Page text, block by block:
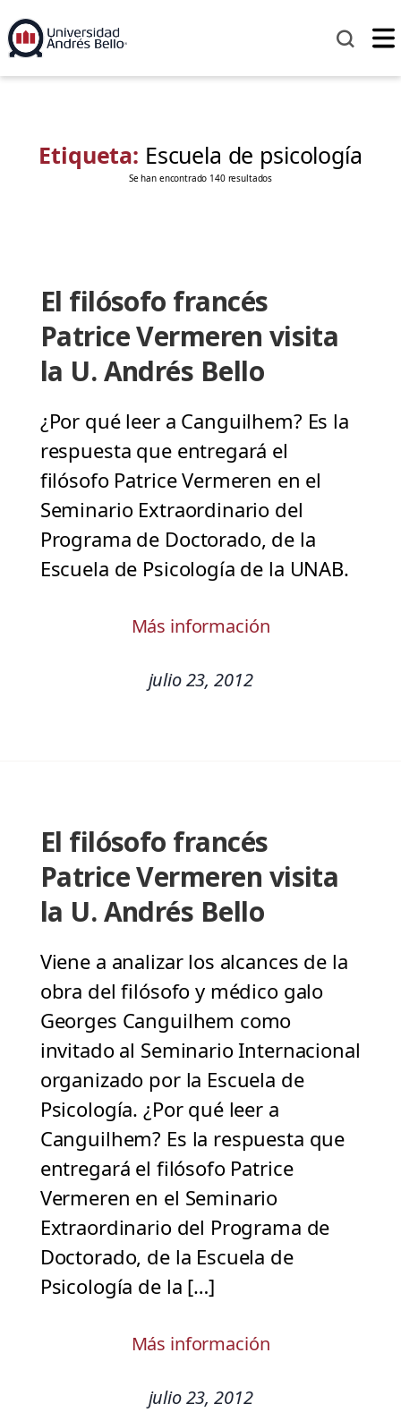
Etiqueta: Escuela de psicología
Se han encontrado 140 resultados
El filósofo francés
Patrice Vermeren visita
la U. Andrés Bello
¿Por qué leer a Canguilhem? Es la
respuesta que entregará el
filósofo Patrice Vermeren en el
Seminario Extraordinario del
Programa de Doctorado, de la
Escuela de Psicología de la UNAB.
Más información
julio 23, 2012
El filósofo francés
Patrice Vermeren visita
la U. Andrés Bello
Viene a analizar los alcances de la
obra del filósofo y médico galo
Georges Canguilhem como
invitado al Seminario Internacional
organizado por la Escuela de
Psicología. ¿Por qué leer a
Canguilhem? Es la respuesta que
entregará el filósofo Patrice
Vermeren en el Seminario
Extraordinario del Programa de
Doctorado, de la Escuela de
Psicología de la […]
Más información
julio 23, 2012